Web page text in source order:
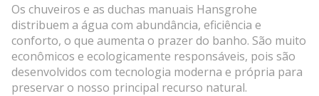
Os chuveiros e as duchas manuais Hansgrohe
distribuem a água com abundância, eficiência e
conforto, o que aumenta o prazer do banho. São muito
econômicos e ecologicamente responsáveis, pois são
desenvolvidos com tecnologia moderna e própria para
preservar o nosso principal recurso natural.